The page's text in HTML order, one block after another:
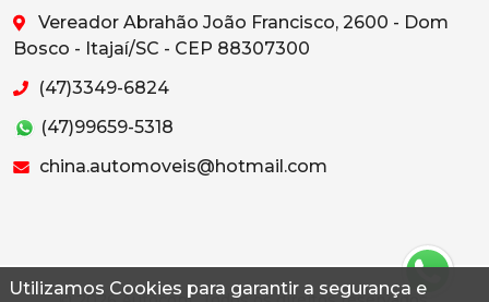
Utilizamos Cookies para garantir a segurança e
Vereador Abrahão João Francisco, 2600 - Dom
Bosco - Itajaí/SC - CEP 88307300
(47)3349-6824
(47)99659-5318
china.automoveis@hotmail.com